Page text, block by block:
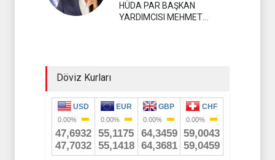
HÜDA PAR BAŞKAN
YARDIMCISI MEHMET
Döviz Kurları